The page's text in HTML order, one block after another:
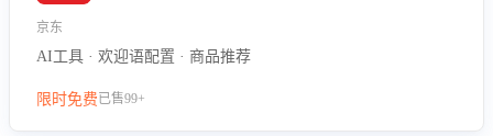
京东
AI工具 · 欢迎语配置 · 商品推荐
限时免费已售99+